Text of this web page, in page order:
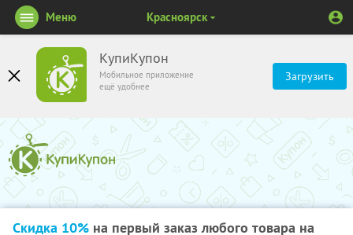
КупиКупон
Мобильное приложение
ещё удобнее
Загрузить
Меню Красноярск
Скидка 10% на первый заказ любого товара на